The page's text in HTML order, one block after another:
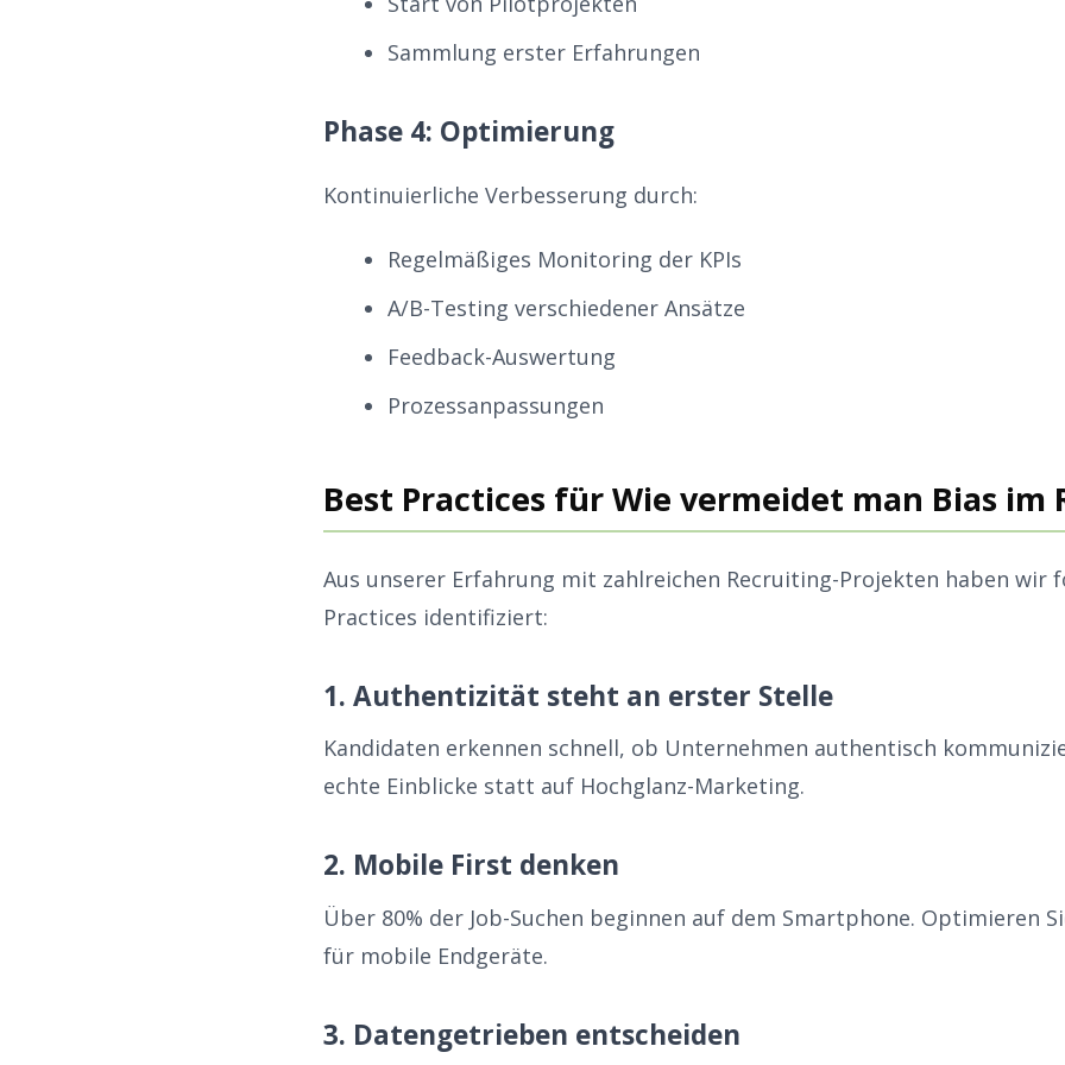
Sammlung erster Erfahrungen
Phase 4: Optimierung
Kontinuierliche Verbesserung durch:
Regelmäßiges Monitoring der KPIs
A/B-Testing verschiedener Ansätze
Feedback-Auswertung
Prozessanpassungen
Best Practices für Wie vermeidet man Bias im
Aus unserer Erfahrung mit zahlreichen Recruiting-Projekten haben wir
Practices identifiziert:
1. Authentizität steht an erster Stelle
Kandidaten erkennen schnell, ob Unternehmen authentisch
echte Einblicke statt auf Hochglanz-Marketing.
2. Mobile First denken
Über 80% der Job-Suchen beginnen auf dem Smartphone. Optimieren
für mobile Endgeräte.
3. Datengetrieben entscheiden